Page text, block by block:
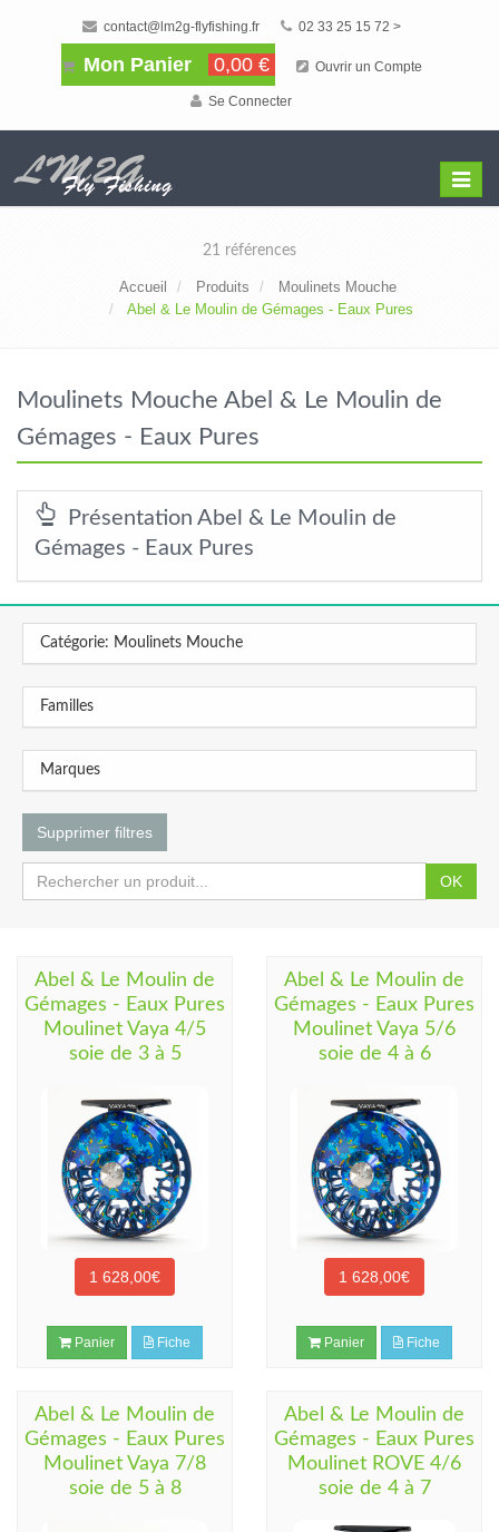
contact@lm2g-flyfishing.fr 02 33 25 15 72 >
Mon Panier 0,00 € Ouvrir un Compte
Se Connecter
Menu
21 références
Accueil Produits
Moulinets Mouche
Abel & Le Moulin de Gémages - Eaux Pures
Moulinets Mouche Abel & Le Moulin de
Gémages - Eaux Pures
Présentation Abel & Le Moulin de
Gémages - Eaux Pures
Catégorie: Moulinets Mouche
Familles
Marques
Supprimer filtres
OK
Abel & Le Moulin de
Gémages - Eaux Pures
Moulinet Vaya 4/5
soie de 3 à 5
1 628,00€
Panier Fiche
Abel & Le Moulin de
Gémages - Eaux Pures
Moulinet Vaya 5/6
soie de 4 à 6
1 628,00€
Panier Fiche
Abel & Le Moulin de
Gémages - Eaux Pures
Moulinet Vaya 7/8
soie de 5 à 8
Abel & Le Moulin de
Gémages - Eaux Pures
Moulinet ROVE 4/6
soie de 4 à 7